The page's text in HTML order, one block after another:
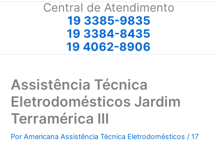
Central de Atendimento
19 3385-9835
19 3384-8435
19 4062-8906
Assistência Técnica
Eletrodomésticos Jardim
Terramérica III
PorAmericana Assistência Técnica Eletrodomésticos/17